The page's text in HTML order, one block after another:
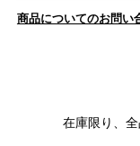
商品についてのお問い
在庫限り、